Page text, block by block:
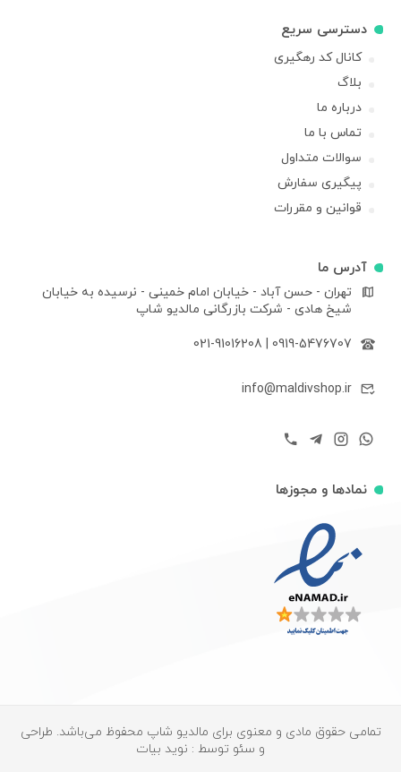
دسترسی سریع
کانال کد رهگیری
بلاگ
درباره ما
تماس با ما
سوالات متداول
پیگیری سفارش
قوانین و مقررات
آدرس ما
تهران - حسن آباد - خیابان امام خمینی - نرسیده به خیابان
شیخ هادی - شرکت بازرگانی مالدیو شاپ
0919-5476707
021-91016208
info@maldivshop.ir
نمادها و مجوزها
تمامی حقوق مادی و معنوی برای مالدیو شاپ محفوظ می‌باشد. طراحی
و سئو توسط : نوید بیات